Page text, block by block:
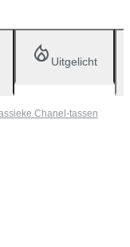
Uitgelicht
Chanel-tassen